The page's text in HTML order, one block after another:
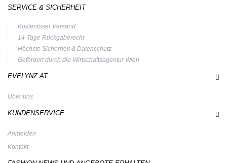
SERVICE & SICHERHEIT
Kostenloser Versand
14-Tage Rückgaberecht
Höchste Sicherheit & Datenschutz
Gefördert durch die Wirtschaftsagentur Wien
EVELYNZ.AT
Über uns
KUNDENSERVICE
Anmelden
Kontakt